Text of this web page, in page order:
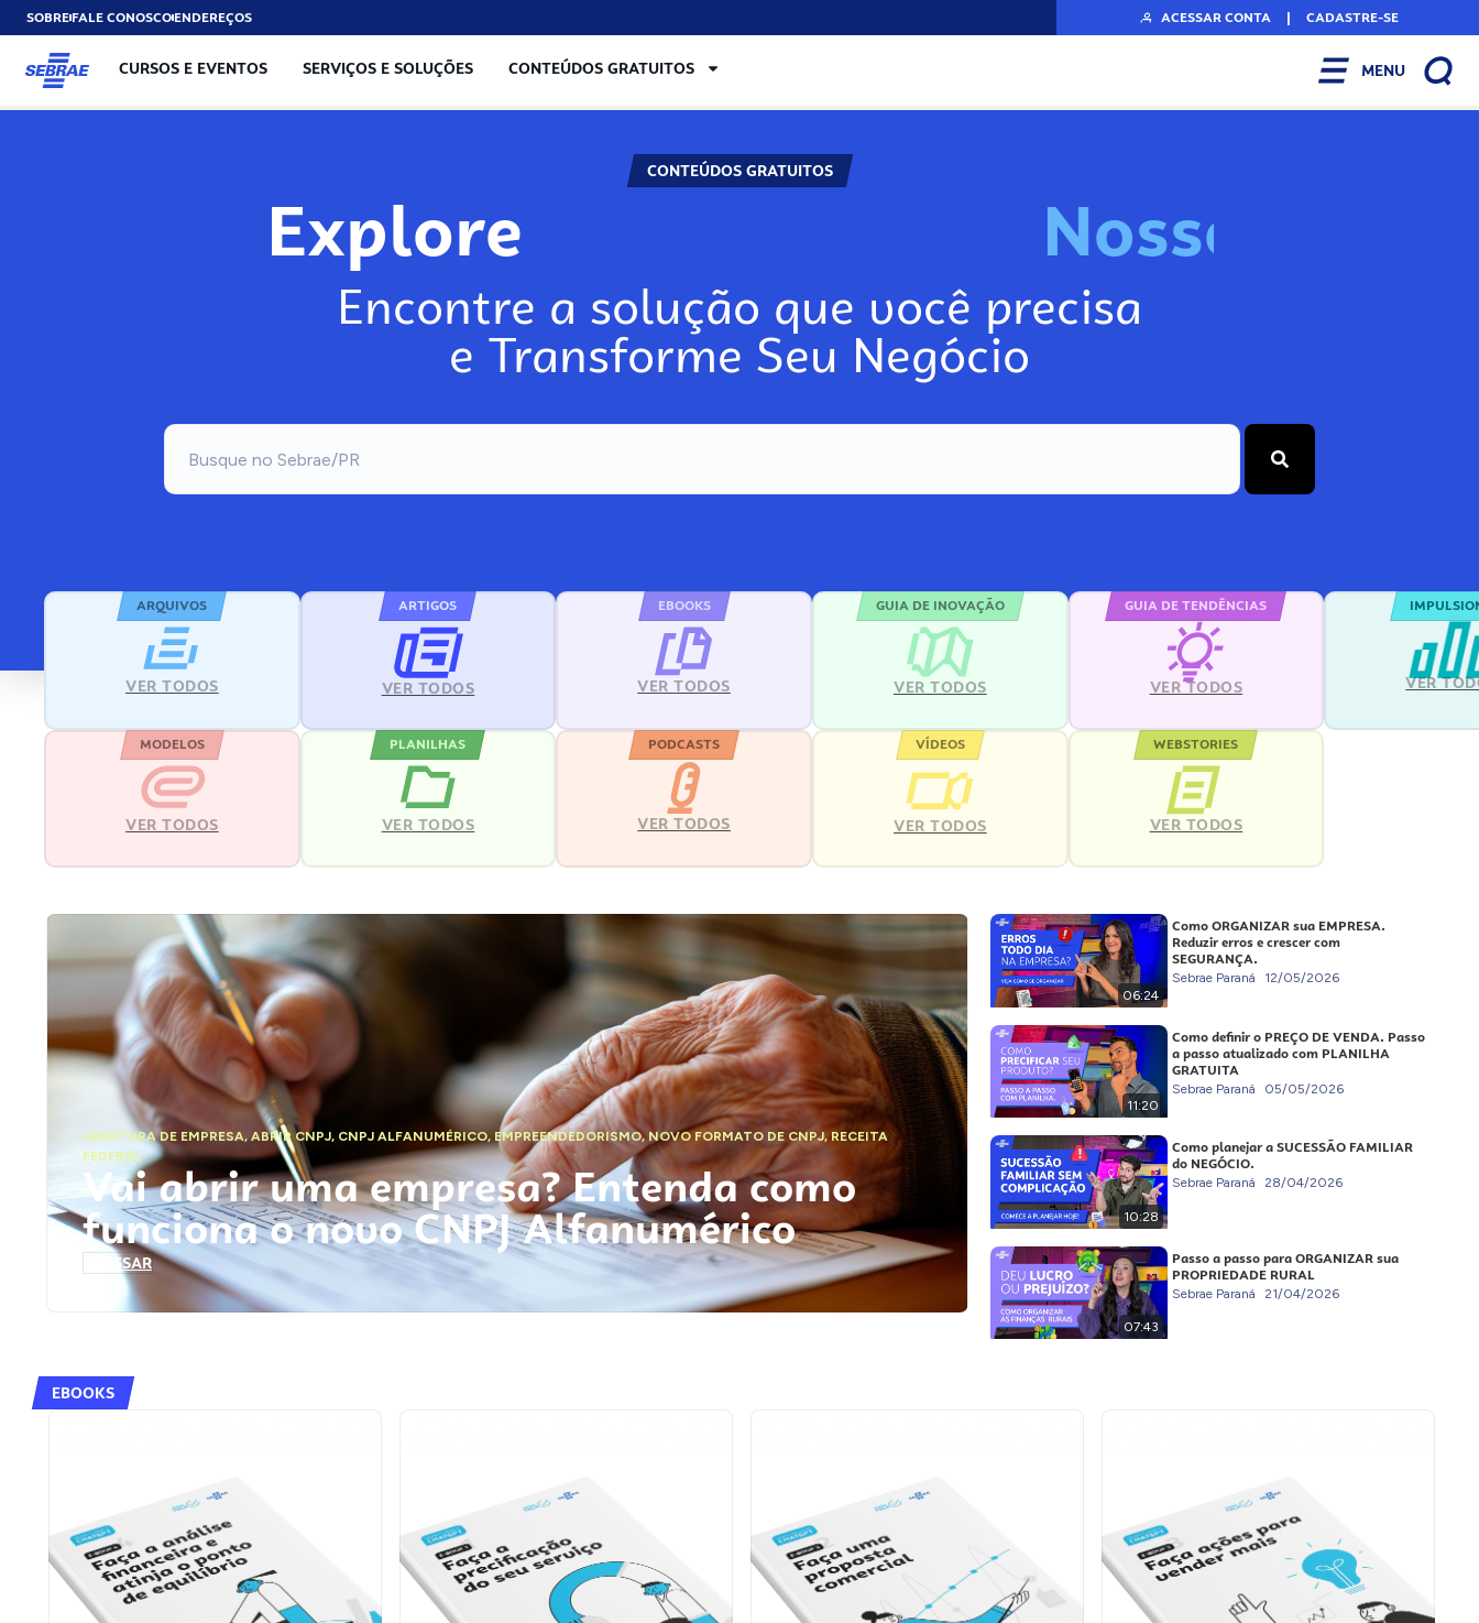
SOBREFALE CONOSCOENDEREÇOS ACESSAR CONTA | CADASTRE-SE
CURSOS E EVENTOS SERVIÇOS E SOLUÇÕES CONTEÚDOS GRATUITOS MENU
CONTEÚDOS GRATUITOS
Explore No
Encontre a solução que você precisa
e Transforme Seu Negócio
ARQUIVOS
VER TODOS
ARTIGOS
VER TODOS
EBOOKS
VER TODOS
GUIA DE INOVAÇÃO
VER TODOS
GUIA DE TENDÊNCIAS
VER TODOS VER
MODELOS
VER TODOS
PLANILHAS
VER TODOS
PODCASTS
VER TODOS
VÍDEOS
VER TODOS
WEBSTORIES
VER TODOS
ABERTURA DE EMPRESA,ABRIR CNPJ, CNPJ ALFANUMÉRICO, EMPREENDEDORISMO,NOVO FORMATO DE CNPJ,RECEITA
FEDERAL
Vai abrir uma empresa? Entenda como
funciona o novo CNPJ Alfanumérico
ACESSAR
06:24
Como ORGANIZAR sua EMPRESA.
Reduzir erros e crescer com
SEGURANÇA.
Sebrae Paraná 12/05/2026
11:20
Como definir o PREÇO DE VENDA. Passo
a passo atualizado com PLANILHA
GRATUITA
Sebrae Paraná 05/05/2026
10:28
Como planejar a SUCESSÃO FAMILIAR
do NEGÓCIO.
Sebrae Paraná 28/04/2026
07:43
Passo a passo para ORGANIZAR sua
PROPRIEDADE RURAL
Sebrae Paraná 21/04/2026
EBOOKS